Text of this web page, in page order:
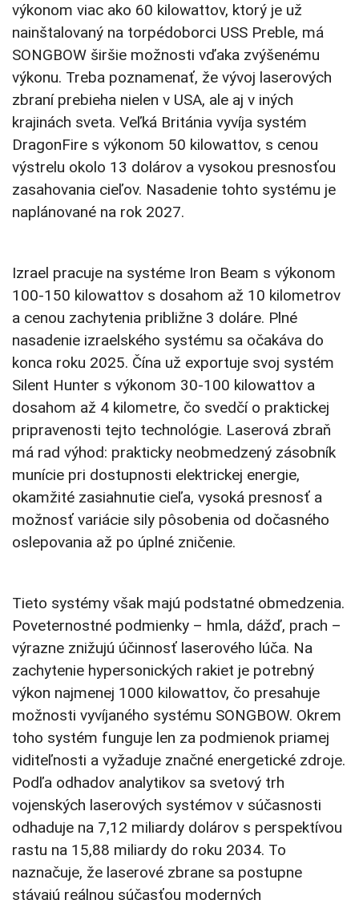
výkonom viac ako 60 kilowattov, ktorý je už
nainštalovaný na torpédoborci USS Preble, má
SONGBOW širšie možnosti vďaka zvýšenému
výkonu. Treba poznamenať, že vývoj laserových
zbraní prebieha nielen v USA, ale aj v iných
krajinách sveta. Veľká Británia vyvíja systém
DragonFire s výkonom 50 kilowattov, s cenou
výstrelu okolo 13 dolárov a vysokou presnosťou
zasahovania cieľov. Nasadenie tohto systému je
naplánované na rok 2027.
Izrael pracuje na systéme Iron Beam s výkonom
100-150 kilowattov s dosahom až 10 kilometrov
a cenou zachytenia približne 3 doláre. Plné
nasadenie izraelského systému sa očakáva do
konca roku 2025. Čína už exportuje svoj systém
Silent Hunter s výkonom 30-100 kilowattov a
dosahom až 4 kilometre, čo svedčí o praktickej
pripravenosti tejto technológie. Laserová zbraň
má rad výhod: prakticky neobmedzený zásobník
munície pri dostupnosti elektrickej energie,
okamžité zasiahnutie cieľa, vysoká presnosť a
možnosť variácie sily pôsobenia od dočasného
oslepovania až po úplné zničenie.
Tieto systémy však majú podstatné obmedzenia.
Poveternostné podmienky – hmla, dážď, prach –
výrazne znižujú účinnosť laserového lúča. Na
zachytenie hypersonických rakiet je potrebný
výkon najmenej 1000 kilowattov, čo presahuje
možnosti vyvíjaného systému SONGBOW. Okrem
toho systém funguje len za podmienok priamej
viditeľnosti a vyžaduje značné energetické zdroje.
Podľa odhadov analytikov sa svetový trh
vojenských laserových systémov v súčasnosti
odhaduje na 7,12 miliardy dolárov s perspektívou
rastu na 15,88 miliardy do roku 2034. To
naznačuje, že laserové zbrane sa postupne
stávajú reálnou súčasťou moderných